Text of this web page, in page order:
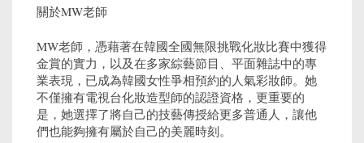
關於MW老師
MW老師，憑藉著在韓國全國無限挑戰化妝比賽中獲得
金賞的實力，以及在多家綜藝節目、平面雜誌中的專
業表現，已成為韓國女性爭相預約的人氣彩妝師。她
不僅擁有電視台化妝造型師的認證資格，更重要的
是，她選擇了將自己的技藝傳授給更多普通人，讓他
們也能夠擁有屬於自己的美麗時刻。